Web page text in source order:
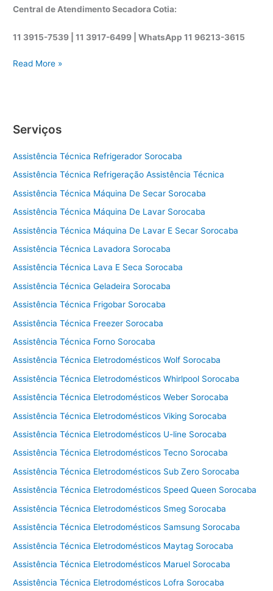
Central de Atendimento Secadora Cotia:
11 3915-7539 | 11 3917-6499 |WhatsApp11 96213-3615
A
t
n
c
a
t
n
i
a
s
a
d
r
a
C
t
i
Read More »
Serviços
Assistência Técnica Refrigerador Sorocaba
Assistência Técnica Refrigeração Assistência Técnica
Assistência Técnica Máquina De Secar Sorocaba
Assistência Técnica Máquina De Lavar Sorocaba
Assistência Técnica Máquina De Lavar E Secar Sorocaba
Assistência Técnica Lavadora Sorocaba
Assistência Técnica Lava E Seca Sorocaba
Assistência Técnica Geladeira Sorocaba
Assistência Técnica Frigobar Sorocaba
Assistência Técnica Freezer Sorocaba
Assistência Técnica Forno Sorocaba
Assistência Técnica Eletrodomésticos Wolf Sorocaba
Assistência Técnica Eletrodomésticos Whirlpool Sorocaba
Assistência Técnica Eletrodomésticos Weber Sorocaba
Assistência Técnica Eletrodomésticos Viking Sorocaba
Assistência Técnica Eletrodomésticos U-line Sorocaba
Assistência Técnica Eletrodomésticos Tecno Sorocaba
Assistência Técnica Eletrodomésticos Sub Zero Sorocaba
Assistência Técnica Eletrodomésticos Speed Queen Sorocaba
Assistência Técnica Eletrodomésticos Smeg Sorocaba
Assistência Técnica Eletrodomésticos Samsung Sorocaba
Assistência Técnica Eletrodomésticos Maytag Sorocaba
Assistência Técnica Eletrodomésticos Maruel Sorocaba
Assistência Técnica Eletrodomésticos Lofra Sorocaba